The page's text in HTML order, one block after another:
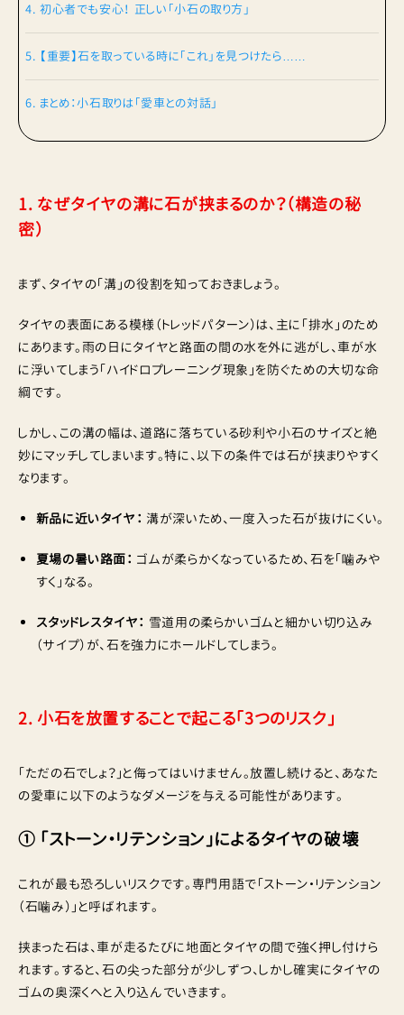
4. 初心者でも安心！ 正しい「小石の取り方」
5. 【重要】石を取っている時に「これ」を見つけたら……
6. まとめ：小石取りは「愛車との対話」
1. なぜタイヤの溝に石が挟まるのか？（構造の秘
密）
まず、タイヤの「溝」の役割を知っておきましょう。
タイヤの表面にある模様（トレッドパターン）は、主に「排水」のため
にあります。雨の日にタイヤと路面の間の水を外に逃がし、車が水
に浮いてしまう「ハイドロプレーニング現象」を防ぐための大切な命
綱です。
しかし、この溝の幅は、道路に落ちている砂利や小石のサイズと絶
妙にマッチしてしまいます。特に、以下の条件では石が挟まりやすく
なります。
新品に近いタイヤ： 溝が深いため、一度入った石が抜けにくい。
夏場の暑い路面： ゴムが柔らかくなっているため、石を「噛みや
すく」なる。
スタッドレスタイヤ： 雪道用の柔らかいゴムと細かい切り込み
（サイプ）が、石を強力にホールドしてしまう。
2. 小石を放置することで起こる「3つのリスク」
「ただの石でしょ？」と侮ってはいけません。放置し続けると、あなた
の愛車に以下のようなダメージを与える可能性があります。
① 「ストーン・リテンション」によるタイヤの破壊
これが最も恐ろしいリスクです。専門用語で「ストーン・リテンション
（石噛み）」と呼ばれます。
挟まった石は、車が走るたびに地面とタイヤの間で強く押し付けら
れます。すると、石の尖った部分が少しずつ、しかし確実にタイヤの
ゴムの奥深くへと入り込んでいきます。